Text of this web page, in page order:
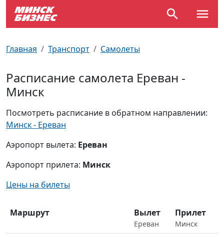
Главная Транспорт Самолеты
Расписание самолета Ереван -
Минск
Посмотреть расписание в обратном направлении:
Минск - Ереван
Аэропорт вылета: Ереван
Аэропорт прилета: Минск
Цены на билеты
Маршрут Вылет
Ереван
Прилет
Минск
Возле метро
Почтовые индексы
Улицы Минска
Производственный календарь
Документы для ЗАГСа
Схема метро
Пробки на дорогах